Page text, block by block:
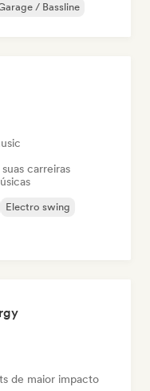
/ Bassline
carreiras
Electro swing
de maior impacto